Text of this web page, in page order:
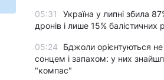
05:31
Україна у липні збила
дронів і лише 15% балістичних
05:24
Бджоли орієнтуються
сонцем і запахом: у них
"компас"